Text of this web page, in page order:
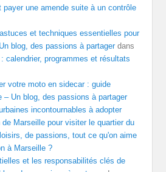
payer une amende suite à un contrôle
et techniques essentielles pour
blog, des passions à partagerdans
calendrier, programmes et résultats
votre moto en sidecar : guide
– Un blog, des passions à partager
incontournables à adopter
de Marseille pour visiter le quartier du
de passions, tout ce qu'on aime
à Marseille ?
et les responsabilités clés de